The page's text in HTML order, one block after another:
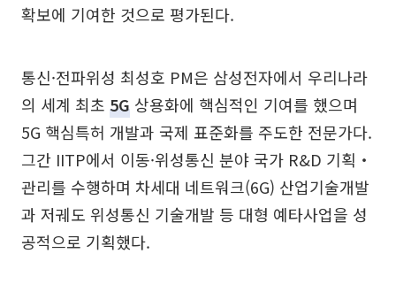
확보에 기여한 것으로 평가된다.
통신·전파위성 최성호 PM은 삼성전자에서 우리나라
의 세계 최초 5G 상용화에 핵심적인 기여를 했으며
5G 핵심특허 개발과 국제 표준화를 주도한 전문가다.
그간 IITP에서 이동·위성통신 분야 국가 R&D 기획‧
관리를 수행하며 차세대 네트워크(6G) 산업기술개발
과 저궤도 위성통신 기술개발 등 대형 예타사업을 성
공적으로 기획했다.